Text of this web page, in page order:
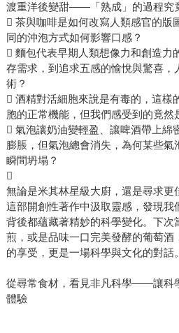
渡重洋後變甜——「熟成」的過程究
 茶與咖啡是如何改寫人類感官的版
同的沖泡方式如何影響口感？
 麵包代表早期人類想像力和創造力
存需求，到追求五感的愉悅與驚喜，
術？
 酒精對活細胞來說是有毒的，這樣
胞的正常機能，但我們感受到的竟然
 氣泡讓奶油變輕盈、讓啤酒帶上綿
膨脹，但氣泡總會消失，為何某些氣
瞬間坍塌？

無論是米其林星級大廚，還是尋求更
這部開創性著作中汲取靈感，發現我
背後都蘊藏著精妙的科學變化。下次
煎，或是品味一口完美發酵的葡萄酒
的享受，更是一場科學與文化的對話。
從尋常食材，看見非凡科學——讓科
體驗